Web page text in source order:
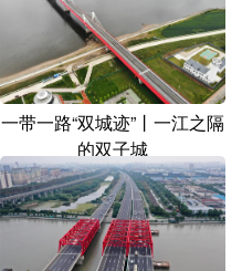
一带一路“双城迹”丨一江之隔
的双子城